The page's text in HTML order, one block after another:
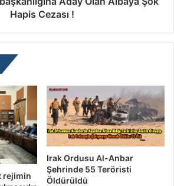
Hapis Cezası !
rejimin
Irak Ordusu Al-Anbar
Şehrinde 55 Teröristi
Öldürüldü